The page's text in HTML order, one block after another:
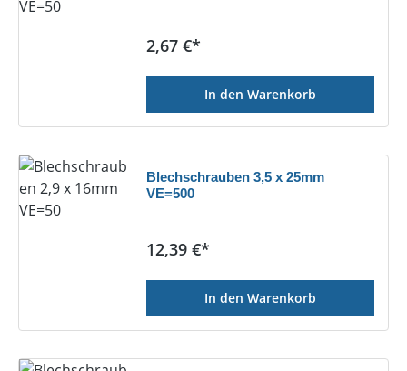
Regulärer Preis:
2,67 €*
In den Warenkorb
Blechschrauben 3,5 x 25mm
VE=500
Regulärer Preis:
12,39 €*
In den Warenkorb